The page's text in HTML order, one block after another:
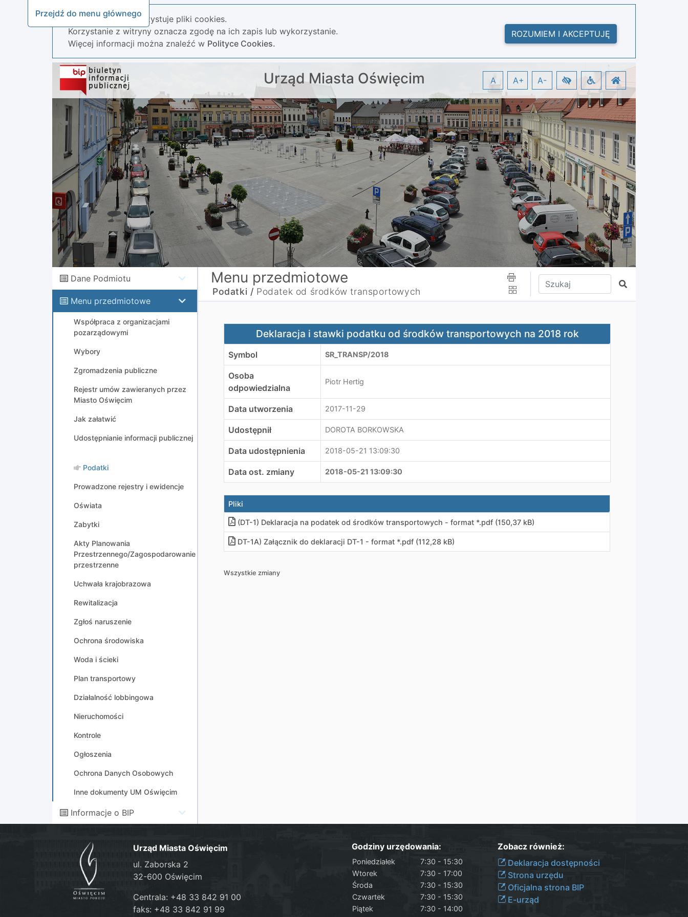
Przejdź do menu głównego
Nasza strona wykorzystuje pliki cookies.
Korzystanie z witryny oznacza zgodę na ich zapis lub wykorzystanie.
Więcej informacji można znaleźć w Polityce Cookies.
ROZUMIEM I AKCEPTUJĘ
Urząd Miasta Oświęcim A A+ A-
Dane Podmiotu
Menu przedmiotowe
Współpraca z organizacjami
pozarządowymi
Wybory
Zgromadzenia publiczne
Rejestr umów zawieranych przez
Miasto Oświęcim
Jak załatwić
Udostępnianie informacji publicznej
Podatki
Prowadzone rejestry i ewidencje
Oświata
Zabytki
Akty Planowania
Przestrzennego/Zagospodarowanie
przestrzenne
Uchwała krajobrazowa
Rewitalizacja
Zgłoś naruszenie
Ochrona środowiska
Woda i ścieki
Plan transportowy
Działalność lobbingowa
Nieruchomości
Kontrole
Ogłoszenia
Ochrona Danych Osobowych
Inne dokumenty UM Oświęcim
Informacje o BIP
Menu przedmiotowe
Podatki / Podatek od środków transportowych
Wpisz tekst do wyszukania
Szukaj
Deklaracja i stawki podatku od środków transportowych na 2018 rok
Deklaracja i stawki podatku od środków transportowych na 2018 rok
Symbol SR_TRANSP/2018
Osoba
odpowiedzialna
Piotr Hertig
Data utworzenia 2017-11-29
Udostępnił DOROTA BORKOWSKA
Data udostępnienia 2018-05-21 13:09:30
Data ost. zmiany 2018-05-21 13:09:30
Pliki
(DT-1) Deklaracja na podatek od środków transportowych - format *.pdf (150,37 kB)
DT-1A) Załącznik do deklaracji DT-1 - format *.pdf (112,28 kB)
Wszystkie zmiany
Urząd Miasta Oświęcim
ul. Zaborska 2
32-600 Oświęcim
Centrala: +48 33 842 91 00
faks: +48 33 842 91 99
Godziny urzędowania:
Poniedziałek
7:30 - 15:30
Wtorek
7:30 - 17:00
Środa
7:30 - 15:30
Czwartek
7:30 - 15:30
Piątek
7:30 - 14:00
Zobacz również:
Deklaracja dostępności
Strona urzędu
Oficjalna strona BIP
E-urząd